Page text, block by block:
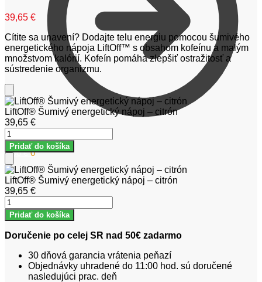
0,00€ 0
39,65 €
Cítite sa unavení? Dodajte telu energiu pomocou šumivého
energetického nápoja LiftOff™ s obsahom kofeínu a malým
množstvom kalórií. Kofeín pomáha zlepšiť ostražitosť a
sústredenie organizmu.
Add
to
Cart
LiftOff® Šumivý energetický nápoj – citrón
39,65 €
množstvo
LiftOff®
Šumivý
energetický
nápoj
–
citrón
Pridať do košíka
Add
to
Cart
LiftOff® Šumivý energetický nápoj – citrón
39,65 €
množstvo
LiftOff®
Šumivý
energetický
citrón
Pridať do košíka
Doručenie po celej SR nad 50€ zadarmo
30 dňová garancia vrátenia peňazí
Objednávky uhradené do 11:00 hod. sú doručené
nasledujúci prac. deň